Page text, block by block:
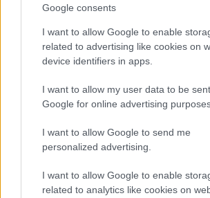
Google consents
I want to allow Google to enable
related to advertising like cookies on
device identifiers in apps.
I want to allow my user data to be
Google for online advertising
I want to allow Google to send me
personalized advertising.
I want to allow Google to enable
related to analytics like cookies on
de 2026 e julho de 2026
Beatriz Almeida · 7 ago 2026
NÃO CLASSIFICADO